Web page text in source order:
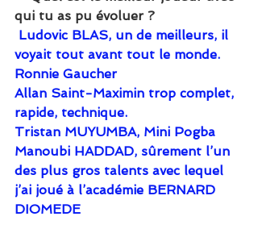
qui tu as pu évoluer ?
Ludovic BLAS, un de meilleurs, il
voyait tout avant tout le monde.
Ronnie Gaucher
Allan Saint-Maximin trop complet,
rapide, technique.
Tristan MUYUMBA, Mini Pogba
Manoubi HADDAD, sûrement l’un
des plus gros talents avec lequel
j’ai joué à l’académie BERNARD
DIOMEDE